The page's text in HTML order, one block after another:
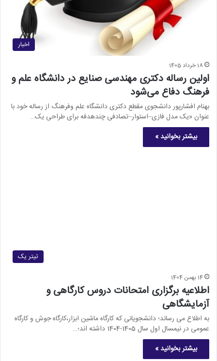
اخبار
18 خرداد 1405
اولین رساله دکتری مهندسی صنایع در دانشگاه علم و
فرهنگ دفاع می‌شود
بهنام افشارپور دانشجوی مقطع دکتری دانشگاه علم وفرهنگ از رساله خود با
عنوان «یک مدل فازی–استوار–تصادفی چندهدفه برای طراحی یک…
بیشتر بخوانید »
تیتر یک
14 بهمن 1404
اطلاعیه برگزاری امتحانات دروس کارگاهی و
آزمایشگاهی
به اطلاع می رساند؛ دانشجویانی که کارگاه ماشین ابزار،کارگاه جوش و کارگاه
عمومی در نیمسال اول سال 1405-1404 داشته اند؛…
بیشتر بخوانید »